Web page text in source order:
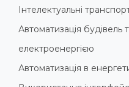
Інтелектуальні
Автоматизація будівель
електроенергією
Автоматизація в